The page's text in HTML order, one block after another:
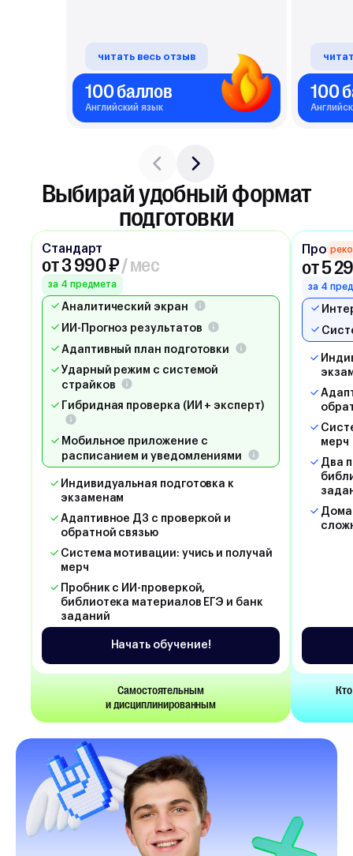
читать весь отзыв
100 баллов
Английский язык
100
Выбирай удобный формат
подготовки
Стандарт
от 3 990 ₽/ мес
за 4 предмета
Аналитический экран
ИИ-Прогноз результатов
Адаптивный план подготовки
Ударный режим с системой
страйков
Гибридная проверка (ИИ + эксперт)
Мобильное приложение с
расписанием и уведомлениями
Индивидуальная подготовка к
экзаменам
Адаптивное ДЗ с проверкой и
обратной связью
Система мотивации: учись и получай
мерч
Пробник с ИИ-проверкой,
библиотека материалов ЕГЭ и банк
заданий
Начать обучение!
Самостоятельным
и дисциплинированным
Про
от 5
за 4
мерч
Два